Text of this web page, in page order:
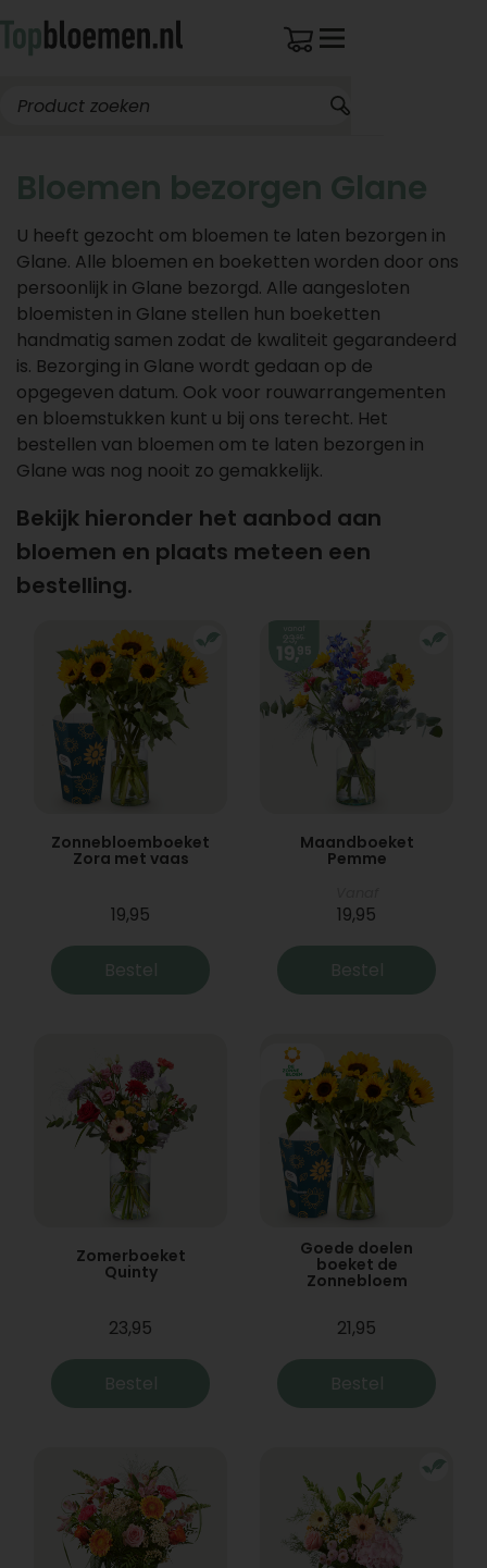
Bloemen bezorgen Glane
U heeft gezocht om bloemen te laten bezorgen in
Glane. Alle bloemen en boeketten worden door ons
persoonlijk in Glane bezorgd. Alle aangesloten
bloemisten in Glane stellen hun boeketten
handmatig samen zodat de kwaliteit gegarandeerd
is. Bezorging in Glane wordt gedaan op de
opgegeven datum. Ook voor rouwarrangementen
en bloemstukken kunt u bij ons terecht. Het
bestellen van bloemen om te laten bezorgen in
Glane was nog nooit zo gemakkelijk.
Bekijk hieronder het aanbod aan
bloemen en plaats meteen een
bestelling.
Zonnebloemboeket
Zora met vaas
19,95
Bestel
Maandboeket
Pemme
19,95
Bestel
Zomerboeket
Quinty
23,95
Bestel
Goede doelen
boeket de
Zonnebloem
21,95
Bestel